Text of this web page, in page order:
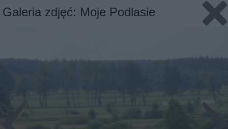
Galeria zdjęć: Moje Podlasie